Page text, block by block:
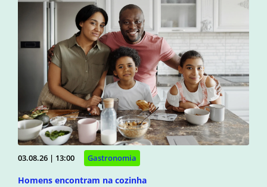
03.08.26 | 13:00 Gastronomia
Homens encontram na cozinha